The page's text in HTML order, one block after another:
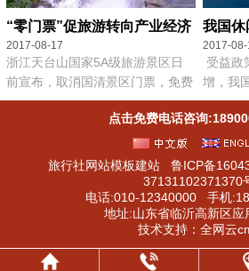
“零门票”促旅游转向产业经济
2017-08-17
浙江天台山国家5A级旅游景区日
前宣布，取消国清景区门票，免费
开放。这是浙江省继西湖风景名胜
区、绍兴鲁迅故里之后又一个免费
我国休
2017-08-
受益政
增，我
国社会
国社会
最...
点击免费电话咨询
旅行社网站模板建站 鲁ICP备
37131102371370
电话:010-12340000 手机
地址:山东省临沂高新区应
技术支持： 全网云